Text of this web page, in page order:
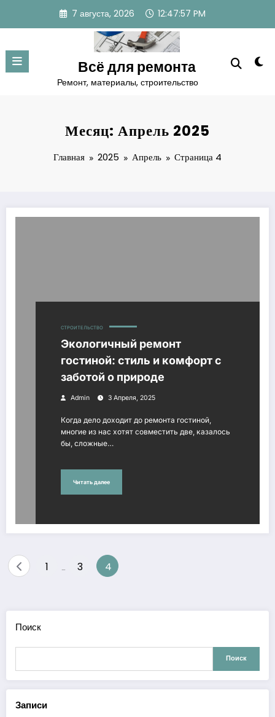
содержимому
7 августа, 2026 12:47:57 PM
Всё для ремонта
Ремонт, материалы, строительство
Месяц: Апрель 2025
Главная 2025 Апрель Страница 4
СТРОИТЕЛЬСТВО
Экологичный ремонт
гостиной: стиль и комфорт с
заботой о природе
Admin 3 Апреля, 2025
Когда дело доходит до ремонта гостиной,
многие из нас хотят совместить две, казалось
бы, сложные…
Читать далее
Пагинация
1 … 3 4
Поиск
Поиск
Записи